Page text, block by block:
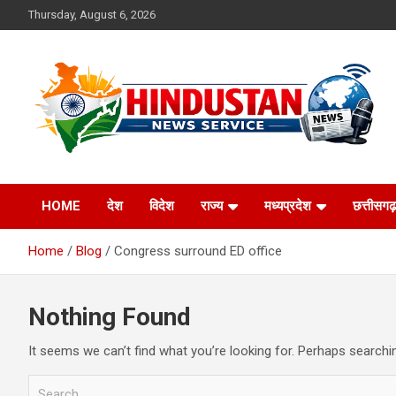
to
Thursday, August 6, 2026
Hindustan News
Service
HOME देश विदेश राज्य मध्यप्रदेश छत्तीसगढ़
Home Blog Congress surround ED office
Nothing Found
It seems we can’t find what you’re looking for. Perhaps